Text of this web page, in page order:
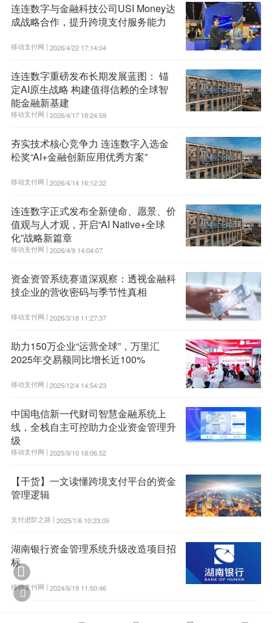
连连数字与金融科技公司USI Money达
成战略合作，提升跨境支付服务能力
移动支付网 | 2026/4/22 17:14:04
连连数字重磅发布长期发展蓝图： 锚
定AI原生战略 构建值得信赖的全球智
能金融新基建
移动支付网 | 2026/4/17 18:24:59
夯实技术核心竞争力 连连数字入选金
松奖“AI+金融创新应用优秀方案”
移动支付网 | 2026/4/14 16:12:32
连连数字正式发布全新使命、愿景、价
值观与人才观，开启“AI Native+全球
化”战略新篇章
移动支付网 | 2026/4/9 14:04:07
资金资管系统赛道深观察：透视金融科
技企业的营收密码与季节性真相
移动支付网 | 2026/3/18 11:27:37
助力150万企业“运营全球”，万里汇
2025年交易额同比增长近100%
移动支付网 | 2025/12/4 14:54:23
中国电信新一代财司智慧金融系统上
线，全栈自主可控助力企业资金管理升
级
移动支付网 | 2025/9/10 18:06:52
【干货】一文读懂跨境支付平台的资金
管理逻辑
支付进阶之路 | 2025/1/6 10:23:05
湖南银行资金管理系统升级改造项目招
标
移动支付网 | 2024/6/19 11:50:46

